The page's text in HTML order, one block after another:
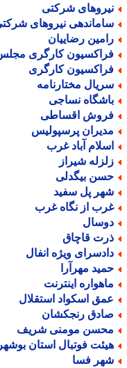
شرکتی
نیروهای شرکتی
رضاییان
کارگری مجلس
کارگری
مختارنامه
نساجی
اقساطی
پرسپولیس
آباد غرب
شیراز
بیگدلی
پل سفید
از نگاه غرب
قاچاق
ویژه انفال
مهرآرا
اینترنت
اسکواد استقلال
رنجکشان
مومنی شریف
فوتبال استان بوشهر
فسا